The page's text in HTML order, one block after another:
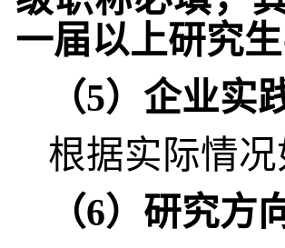
一届以上研究
（5）企业实
根据实际情
（6）研究方